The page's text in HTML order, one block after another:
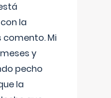
la
comento. Mi
y
pecho
la